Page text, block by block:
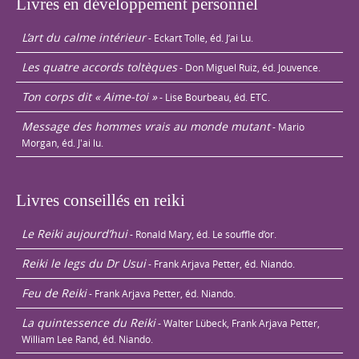
Livres en développement personnel
L’art du calme intérieur- Eckart Tolle, éd. J’ai Lu.
Les quatre accords toltèques- Don Miguel Ruiz, éd. Jouvence.
Ton corps dit « Aime-toi »- Lise Bourbeau, éd. ETC.
Message des hommes vrais au monde mutant- Mario
Morgan, éd. J'ai lu.
Livres conseillés en reiki
Le Reiki aujourd’hui- Ronald Mary, éd. Le souffle d’or.
Reiki le legs du Dr Usui- Frank Arjava Petter, éd. Niando.
Feu de Reiki- Frank Arjava Petter, éd. Niando.
La quintessence du Reiki- Walter Lübeck, Frank Arjava Petter,
William Lee Rand, éd. Niando.